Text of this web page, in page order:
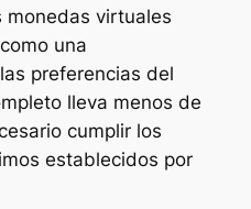
virtuales
una
preferencias del
lleva menos de
cumplir los
establecidos por